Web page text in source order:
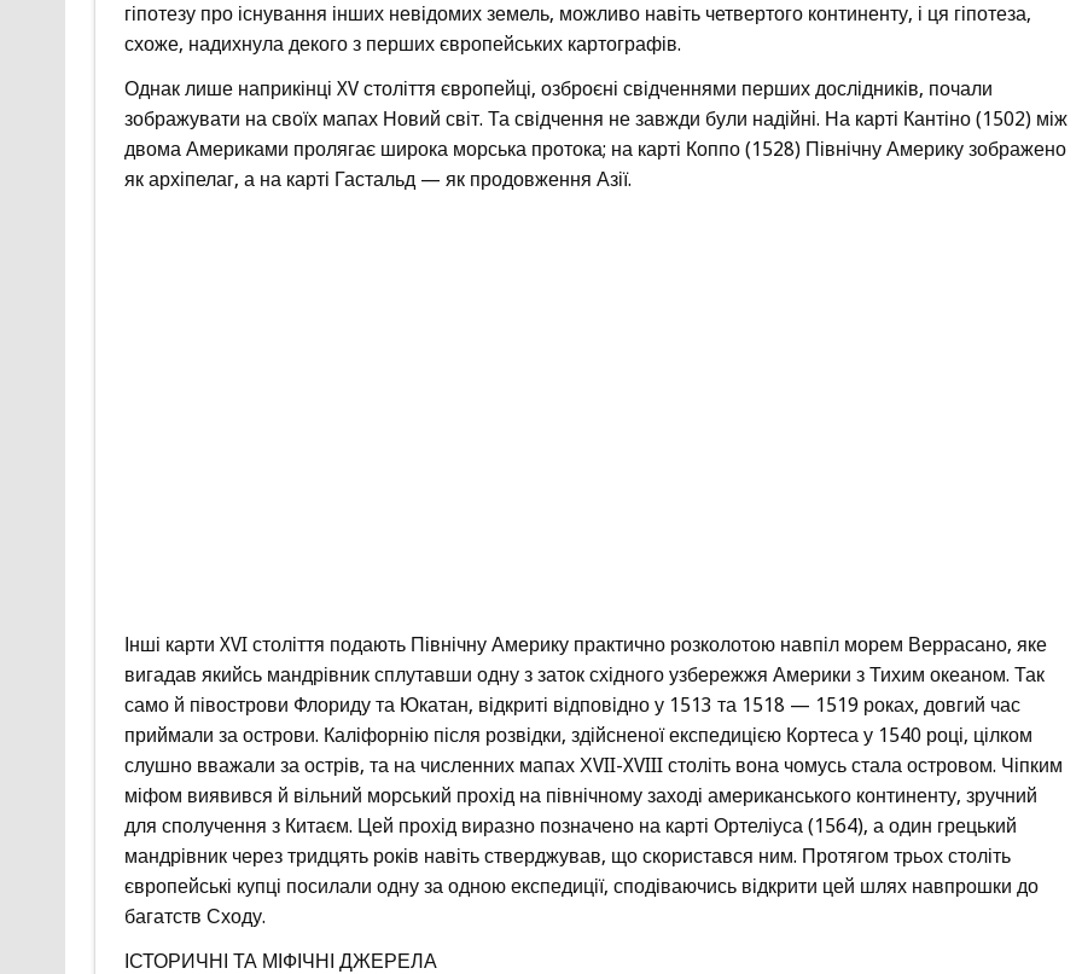
гіпотезу про існування інших невідомих земель, можливо навіть четвертого континенту, і ця гіпотеза,
схоже, надихнула декого з перших європейських картографів.
Однак лише наприкінці XV століття європейці, озброєні свідченнями перших дослідників, почали
зображувати на своїх мапах Новий світ. Та свідчення не завжди були надійні. На карті Кантіно (1502) між
двома Америками пролягає широка морська протока; на карті Коппо (1528) Північну Америку зображено
як архіпелаг, а на карті Гастальд — як продовження Азії.
Інші карти XVI століття подають Північну Америку практично розколотою навпіл морем Веррасано, яке
вигадав якийсь мандрівник сплутавши одну з заток східного узбережжя Америки з Тихим океаном. Так
само й півострови Флориду та Юкатан, відкриті відповідно у 1513 та 1518 — 1519 роках, довгий час
приймали за острови. Каліфорнію після розвідки, здійсненої експедицією Кортеса у 1540 році, цілком
слушно вважали за острів, та на численних мапах ХVII-XVIII століть вона чомусь стала островом. Чіпким
міфом виявився й вільний морський прохід на північному заході американського континенту, зручний
для сполучення з Китаєм. Цей прохід виразно позначено на карті Ортеліуса (1564), а один грецький
мандрівник через тридцять років навіть стверджував, що скористався ним. Протягом трьох століть
європейські купці посилали одну за одною експедиції, сподіваючись відкрити цей шлях навпрошки до
багатств Сходу.
ІСТОРИЧНІ ТА МІФІЧНІ ДЖЕРЕЛА